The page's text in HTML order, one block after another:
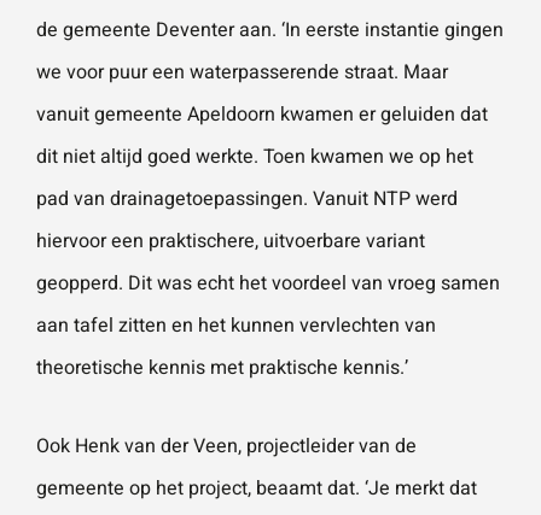
de gemeente Deventer aan. ‘In eerste instantie gingen
we voor puur een waterpasserende straat. Maar
vanuit gemeente Apeldoorn kwamen er geluiden dat
dit niet altijd goed werkte. Toen kwamen we op het
pad van drainagetoepassingen. Vanuit NTP werd
hiervoor een praktischere, uitvoerbare variant
geopperd. Dit was echt het voordeel van vroeg samen
aan tafel zitten en het kunnen vervlechten van
theoretische kennis met praktische kennis.’
Ook Henk van der Veen, projectleider van de
gemeente op het project, beaamt dat. ‘Je merkt dat